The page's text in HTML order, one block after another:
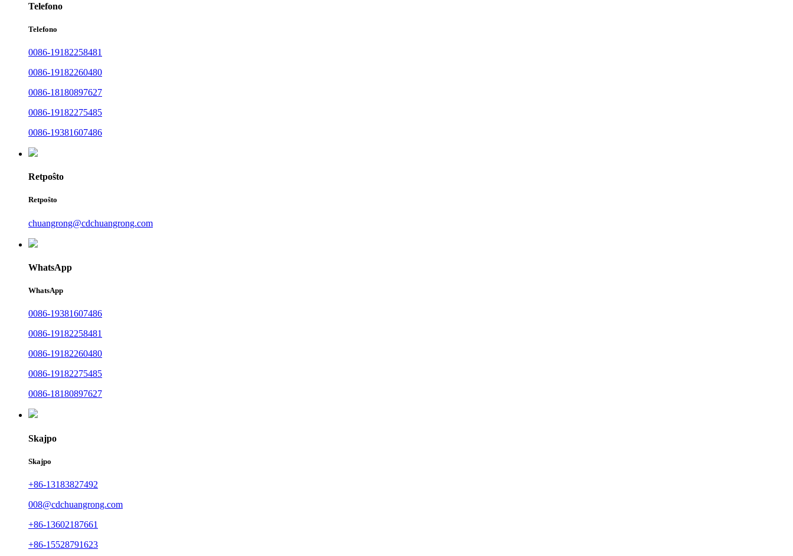
Telefono
Telefono
0086-19182258481
0086-19182260480
0086-18180897627
0086-19182275485
0086-19381607486
Retpoŝto
Retpoŝto
chuangrong@cdchuangrong.com
WhatsApp
WhatsApp
0086-19381607486
0086-19182258481
0086-19182260480
0086-19182275485
0086-18180897627
Skajpo
Skajpo
+86-13183827492
008@cdchuangrong.com
+86-13602187661
+86-15528791623